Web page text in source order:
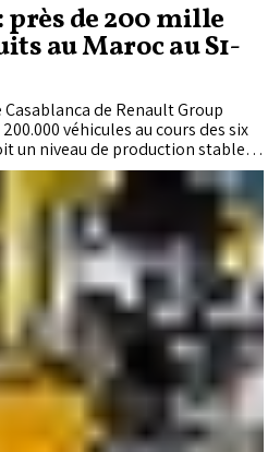
près de 200 mille
au Maroc au S1-
de Renault Group
véhicules au cours des six
un niveau de production stable
un an auparavant (+0,1%).